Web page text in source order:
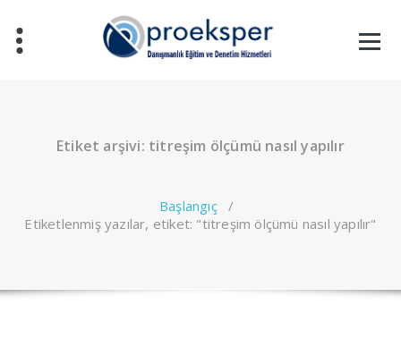
geç
Etiket arşivi: titreşim ölçümü nasıl yapılır
Başlangıç/
Etiketlenmiş yazılar, etiket: "titreşim ölçümü nasıl yapılır"